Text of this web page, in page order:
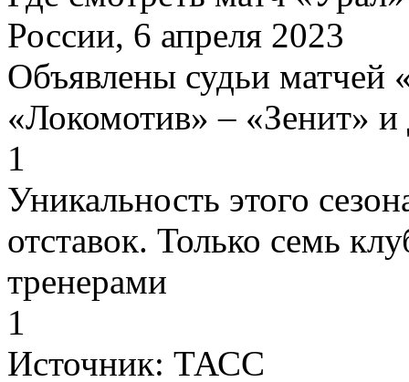
России, 6 апреля 2023
Объявлены судьи матчей
«Локомотив» – «Зенит»
1
Уникальность этого
отставок. Только семь
тренерами
1
Источник: ТАСС